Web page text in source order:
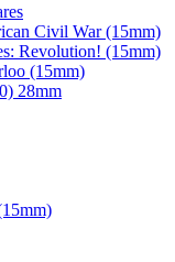
Civil War (15mm)
Revolution! (15mm)
(15mm)
28mm